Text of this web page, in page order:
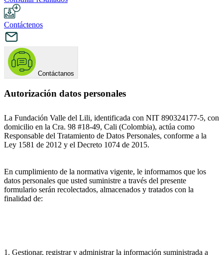
Contáctenos
Contáctanos
Autorización datos personales
La Fundación Valle del Lili, identificada con NIT 890324177-5, con
domicilio en la Cra. 98 #18-49, Cali (Colombia), actúa como
Responsable del Tratamiento de Datos Personales, conforme a la
Ley 1581 de 2012 y el Decreto 1074 de 2015.
En cumplimiento de la normativa vigente, le informamos que los
datos personales que usted suministre a través del presente
formulario serán recolectados, almacenados y tratados con la
finalidad de:
1. Gestionar, registrar y administrar la información suministrada a